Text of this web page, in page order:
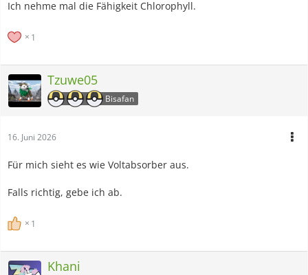
Ich nehme mal die Fähigkeit Chlorophyll.
1
Tzuwe05
Bisafan
16. Juni 2026
Für mich sieht es wie Voltabsorber aus.
Falls richtig, gebe ich ab.
1
Khani